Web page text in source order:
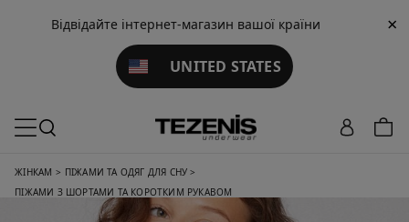
Відвідайте інтернет-магазин вашої країни
UNITED STATES
×
ЖІНКАМ > ПІЖАМИ ТА ОДЯГ ДЛЯ СНУ >
ПІЖАМИ З ШОРТАМИ ТА КОРОТКИМ РУКАВОМ